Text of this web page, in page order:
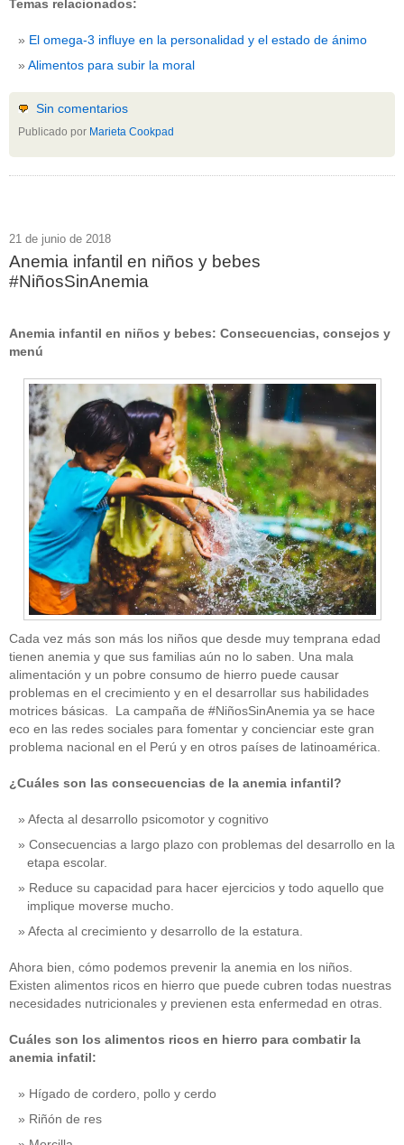
corazon(1)
dietas(10)
embarazo
nutricion(3)
obesidad(12)
Sin categoría(438)
vitaminas(10)
RSS - Entradas
ADMINISTRAR
Temas relacionados:
El omega-3 influye en la personalidad y el estado de ánimo
Alimentos para subir la moral
Sin comentarios
Publicado por Marieta Cookpad
21 de junio de 2018
Anemia infantil en niños y bebes
#NiñosSinAnemia
Anemia infantil en niños y bebes: Consecuencias, consejos y
menú
Cada vez más son más los niños que desde muy temprana edad
tienen anemia y que sus familias aún no lo saben. Una mala
alimentación y un pobre consumo de hierro puede causar
problemas en el crecimiento y en el desarrollar sus habilidades
motrices básicas. La campaña de #NiñosSinAnemia ya se hace
eco en las redes sociales para fomentar y concienciar este gran
problema nacional en el Perú y en otros países de latinoamérica.
¿Cuáles son las consecuencias de la anemia infantil?
Afecta al desarrollo psicomotor y cognitivo
Consecuencias a largo plazo con problemas del desarrollo en la
etapa escolar.
Reduce su capacidad para hacer ejercicios y todo aquello que
implique moverse mucho.
Afecta al crecimiento y desarrollo de la estatura.
Ahora bien, cómo podemos prevenir la anemia en los niños.
Existen alimentos ricos en hierro que puede cubren todas nuestras
necesidades nutricionales y previenen esta enfermedad en otras.
Cuáles son los alimentos ricos en hierro para combatir la
anemia infatil:
Hígado de cordero, pollo y cerdo
Riñón de res